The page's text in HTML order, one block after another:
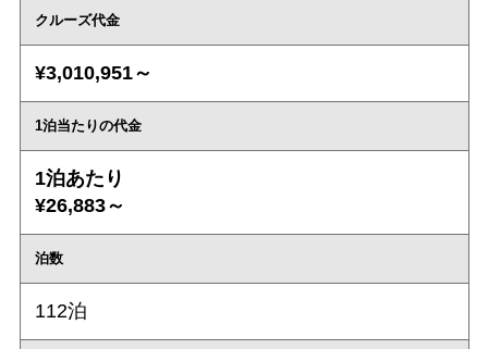
クルーズ代金
¥3,010,951～
1泊当たりの代金
1泊あたり
¥26,883～
泊数
112泊